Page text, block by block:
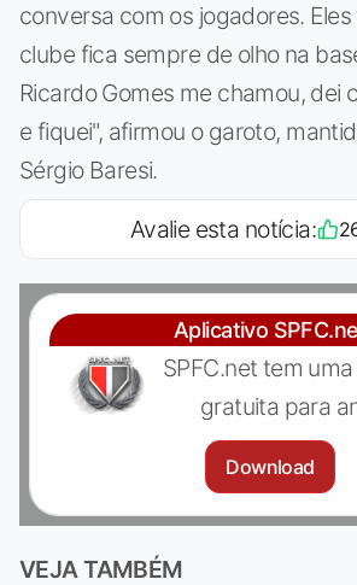
conversa com os jogadores.
clube fica sempre de olho na
Ricardo Gomes me chamou, dei
e fiquei", afirmou o garoto,
Sérgio Baresi.
Avalie esta notícia:
Aplicativo
SPFC.net tem
gratuita para
Download
VEJA TAMBÉM